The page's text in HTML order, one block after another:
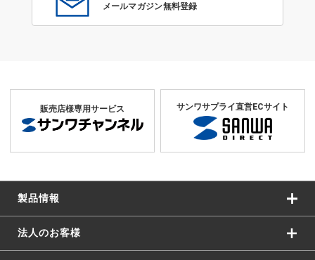
メールマガジン無料登録
販売店様専用サービス サンワサプライ直営ECサイト
製品情報
法人のお客様